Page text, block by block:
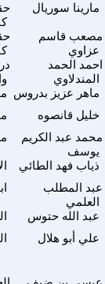
مارينا سوريال
مصعب قاسم
عزاوي
احمد الحمد
المندلاوي
ماهر عزيز بدروس
خليل قانصوه
محمد عبد الكريم
يوسف
ذياب فهد الطائي
عبد المطلب
العلمي
عبد الله حتوس
علي أبو هلال